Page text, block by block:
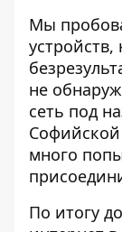
Мы
не
сеть под
много
По итогу